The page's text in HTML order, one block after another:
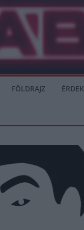
FÖLDRAJZ